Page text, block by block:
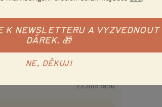
Nahlásit
2.7.2014 19:16
K NEWSLETTERU A VYZVEDNOUT
DÁREK. 🎁
NE, DĚKUJI